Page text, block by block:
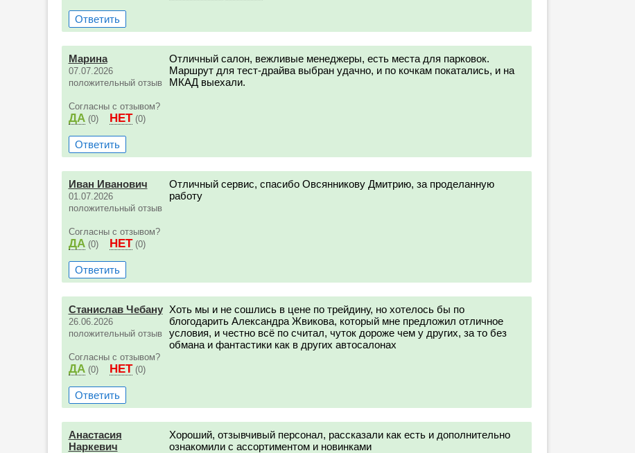
Ответить
Марина
07.07.2026
положительный отзыв
Согласны с отзывом?
ДА (0) НЕТ (0)
Отличный салон, вежливые менеджеры, есть места для парковок.
Маршрут для тест-драйва выбран удачно, и по кочкам покатались, и на
МКАД выехали.
Ответить
Иван Иванович
01.07.2026
положительный отзыв
Согласны с отзывом?
ДА (0) НЕТ (0)
Отличный сервис, спасибо Овсянникову Дмитрию, за проделанную
работу
Ответить
Станислав Чебану
26.06.2026
положительный отзыв
Согласны с отзывом?
ДА (0) НЕТ (0)
Хоть мы и не сошлись в цене по трейдину, но хотелось бы по
блогодарить Александра Жвикова, который мне предложил отличное
условия, и честно всё по считал, чуток дороже чем у других, за то без
обмана и фантастики как в других автосалонах
Ответить
Анастасия
Наркевич
Хороший, отзывчивый персонал, рассказали как есть и дополнительно
ознакомили с ассортиментом и новинками